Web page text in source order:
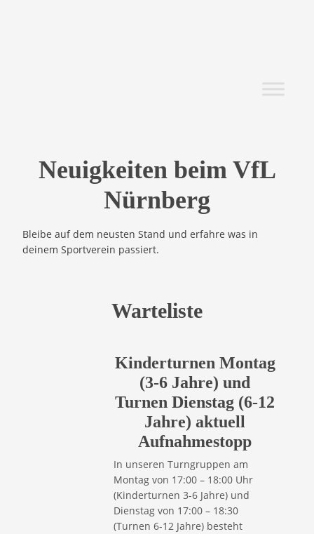
Neuigkeiten beim VfL
Nürnberg
Bleibe auf dem neusten Stand und erfahre was in
deinem Sportverein passiert.
Warteliste
Kinderturnen Montag
(3-6 Jahre) und
Turnen Dienstag (6-12
Jahre) aktuell
Aufnahmestopp
In unseren Turngruppen am
Montag von 17:00 – 18:00 Uhr
(Kinderturnen 3-6 Jahre) und
Dienstag von 17:00 – 18:30
(Turnen 6-12 Jahre) besteht